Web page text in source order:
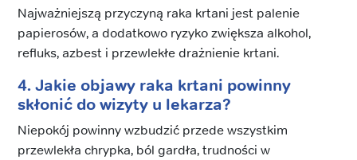
Najważniejszą przyczyną raka krtani jest palenie
papierosów, a dodatkowo ryzyko zwiększa alkohol,
refluks, azbest i przewlekłe drażnienie krtani.
4. Jakie objawy raka krtani powinny
skłonić do wizyty u lekarza?
Niepokój powinny wzbudzić przede wszystkim
przewlekła chrypka, ból gardła, trudności w